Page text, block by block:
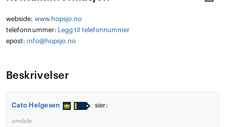
webside: www.hopsjo.no
telefonnummer:
Legg til telefonnummer
epost: info@hopsjo.no
Beskrivelser
Cato Helgesen sier:
område